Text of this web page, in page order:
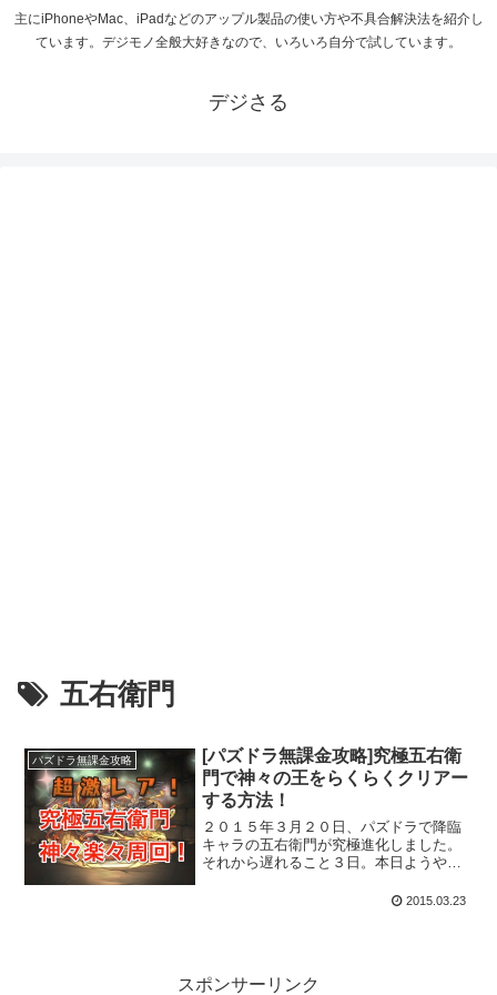
主にiPhoneやMac、iPadなどのアップル製品の使い方や不具合解決法を紹介し
ています。デジモノ全般大好きなので、いろいろ自分で試しています。
デジさる
五右衛門
パズドラ無課金攻略
[パズドラ無課金攻略]究極五右衛
門で神々の王をらくらくクリアー
する方法！
２０１５年３月２０日、パズドラで降臨
キャラの五右衛門が究極進化しました。
それから遅れること３日。本日ようやく
極進化することが出来ました。その究極
2015.03.23
スポンサーリンク